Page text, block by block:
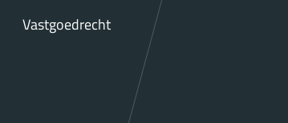
Vastgoedrecht